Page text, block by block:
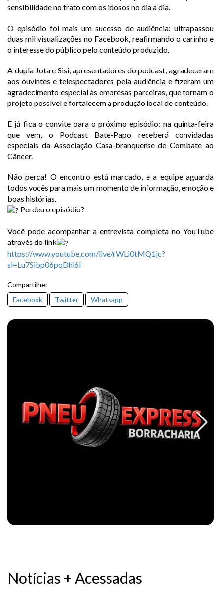
sensibilidade no trato com os idosos no dia a dia.
O episódio foi mais um sucesso de audiência: ultrapassou
duas mil visualizações no Facebook, reafirmando o carinho e
o interesse do público pelo conteúdo produzido.
A dupla Jota e Sisi, apresentadores do podcast, agradeceram
aos ouvintes e telespectadores pela audiência e fizeram um
agradecimento especial às empresas parceiras, que tornam o
projeto possível e fortalecem a produção local de conteúdo.
E já fica o convite para o próximo episódio: na quinta-feira
que vem, o Podcast Bate-Papo receberá convidadas
especiais da Associação Casa-branquense de Combate ao
Câncer.
Não perca! O encontro está marcado, e a equipe aguarda
todos vocês para mais um momento de informação, emoção e
boas histórias.
Perdeu o episódio?
Você pode acompanhar a entrevista completa no YouTube
através do link
https://www.youtube.com/live/rWLi0tMQ1jc?
si=Lu7Sibp06pqDhl6I
Compartilhe:
Facebook
Twitter Whatsapp
Notícias + Acessadas